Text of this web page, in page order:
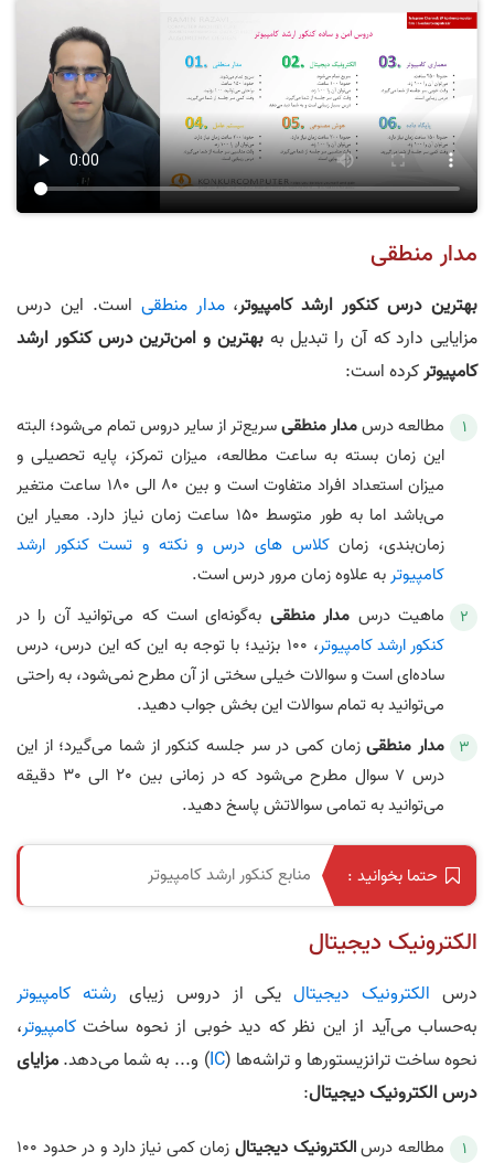
مدار منطقی
بهترین درس کنکور ارشد کامپیوتر،مدار منطقی است. این درس
مزایایی دارد که آن را تبدیل بهبهترین و امن‌تریندرس کنکور ارشد
کامپیوترکرده است:
مطالعه درسمدار منطقیسریع‌تر از سایر دروس تمام می‌شود؛ البته
این زمان بسته به ساعت مطالعه، میزان تمرکز، پایه تحصیلی و
میزان استعداد افراد متفاوت است و بین 80 الی 180 ساعت متغیر
می‌باشد اما به طور متوسط 150 ساعت زمان نیاز دارد. معیار این
زمان‌بندی، زمانکلاس های درس و نکته و تست کنکور ارشد
کامپیوتربه علاوه زمان مرور درس است.
ماهیت درس مدار منطقی به‌گونه‌ای است که می‌توانید آن را در
کنکور ارشد کامپیوتر
، 100 بزنید؛ با توجه به این که این درس، درس
ساده‌ای است و سوالات خیلی سختی از آن مطرح نمی‌شود، به راحتی
می‌توانید به تمام سوالات این بخش جواب دهید.
مدار منطقیزمان کمی در سر جلسه کنکور از شما می‌گیرد؛ از این
درس 7 سوال مطرح می‌شود که در زمانی بین 20 الی 30 دقیقه
می‌توانید به تمامی سوالاتش پاسخ دهید.
حتما بخوانید : منابع کنکور ارشد کامپیوتر
الکترونیک دیجیتال
درس الکترونیک دیجیتالیکی از دروس زیبای رشته کامپیوتر
به‌حساب می‌آید از این نظر که دید خوبی از نحوه ساخت کامپیوتر،
نحوه ساخت ترانزیستورها و تراشه‌ها (IC) و... به شما می‌دهد.مزایای
درس الکترونیک دیجیتال:
مطالعه درسالکترونیک دیجیتال
زمان کمی نیاز دارد و در حدود 100